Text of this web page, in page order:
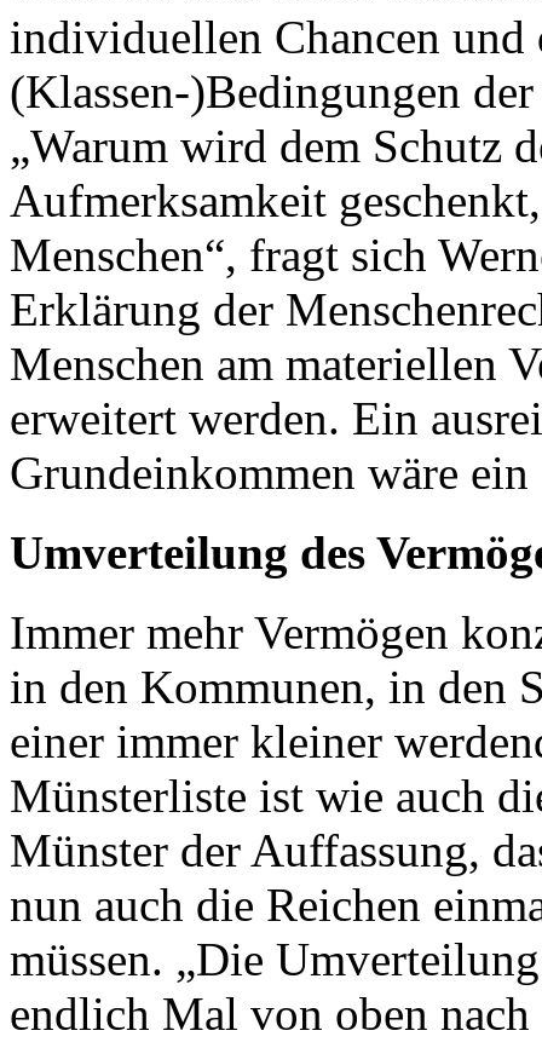
individuellen Chancen und
(Klassen-)Bedingungen
„Warum wird dem Schutz
Aufmerksamkeit
Menschen“, fragt sich
Erklärung der
Menschen am materiellen
erweitert werden. Ein
Grundeinkommen wäre
Umverteilung des
Immer mehr Vermögen
in den Kommunen, in den
einer immer kleiner
Münsterliste ist wie auch
Münster der Auffassung,
nun auch die Reichen
müssen. „Die
endlich Mal von oben